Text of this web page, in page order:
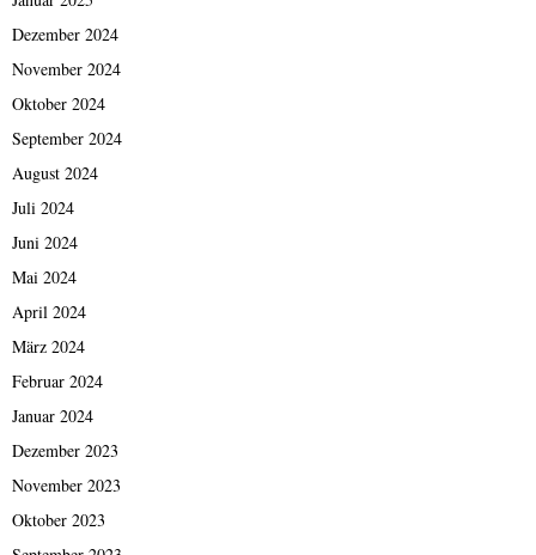
Dezember 2024
November 2024
Oktober 2024
September 2024
August 2024
Juli 2024
Juni 2024
Mai 2024
April 2024
März 2024
Februar 2024
Januar 2024
Dezember 2023
November 2023
Oktober 2023